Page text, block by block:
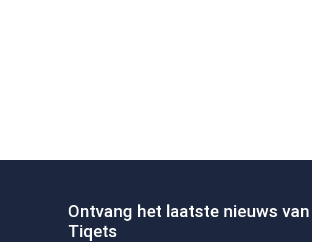
Ontvang het laatste nieuws van
Tiqets